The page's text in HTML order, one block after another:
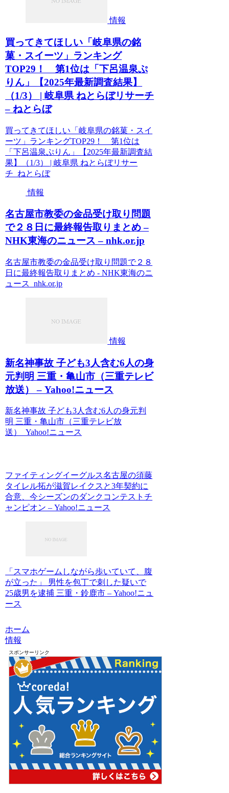
情報
買ってきてほしい「岐阜県の銘
菓・スイーツ」ランキング
TOP29！ 第1位は「下呂温泉ぷ
りん」【2025年最新調査結果】
（1/3） | 岐阜県 ねとらぼリサーチ
– ねとらぼ
買ってきてほしい「岐阜県の銘菓・スイ
ーツ」ランキングTOP29！ 第1位は
「下呂温泉ぷりん」【2025年最新調査結
果】（1/3） | 岐阜県 ねとらぼリサー
チ ねとらぼ
情報
名古屋市教委の金品受け取り問題
で２８日に最終報告取りまとめ –
NHK東海のニュース – nhk.or.jp
名古屋市教委の金品受け取り問題で２８
日に最終報告取りまとめ - NHK東海のニ
ュース nhk.or.jp
情報
新名神事故 子ども3人含む6人の身
元判明 三重・亀山市（三重テレビ
放送） – Yahoo!ニュース
新名神事故 子ども3人含む6人の身元判
明 三重・亀山市（三重テレビ放
送） Yahoo!ニュース
ファイティングイーグルス名古屋の須藤
タイレル拓が滋賀レイクスと3年契約に
合意、今シーズンのダンクコンテストチ
ャンピオン – Yahoo!ニュース
「スマホゲームしながら歩いていて、腹
が立った」 男性を包丁で刺した疑いで
25歳男を逮捕 三重・鈴鹿市 – Yahoo!ニュ
ース
ホーム
情報
スポンサーリンク